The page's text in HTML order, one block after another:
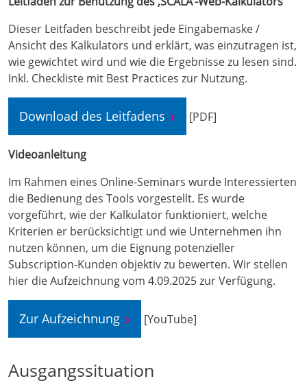
Dieser Leitfaden beschreibt jede Eingabemaske /
Ansicht des Kalkulators und erklärt, was einzutragen ist,
wie gewichtet wird und wie die Ergebnisse zu lesen sind.
Inkl. Checkliste mit Best Practices zur Nutzung.
Download des Leitfadens [PDF]
Videoanleitung
Im Rahmen eines Online-Seminars wurde Interessierten
die Bedienung des Tools vorgestellt. Es wurde
vorgeführt, wie der Kalkulator funktioniert, welche
Kriterien er berücksichtigt und wie Unternehmen ihn
nutzen können, um die Eignung potenzieller
Subscription-Kunden objektiv zu bewerten. Wir stellen
hier die Aufzeichnung vom 4.09.2025 zur Verfügung.​
Zur Aufzeichnung [YouTube]
Ausgangssituation